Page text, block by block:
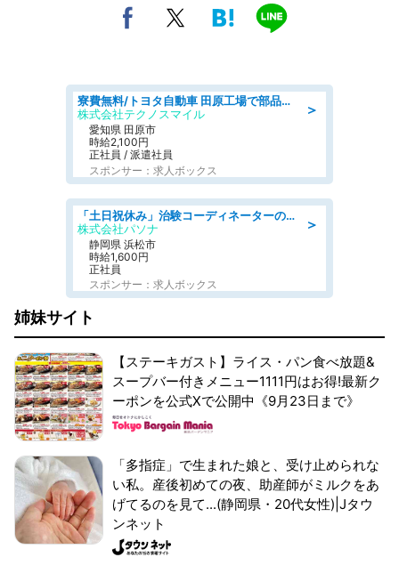
＞
寮費無料/トヨタ自動車 田原工場で部品の組立製造/tutumi
株式会社テクノスマイル
愛知県 田原市
時給2,100円
正社員 / 派遣社員
スポンサー：求人ボックス
＞
「土日祝休み」治験コーディネーターのお仕事/未経験OK
株式会社パソナ
静岡県 浜松市
時給1,600円
正社員
スポンサー：求人ボックス
姉妹サイト
【ステーキガスト】ライス・パン食べ放題&
スープバー付きメニュー1111円はお得!最新ク
ーポンを公式Xで公開中《9月23日まで》
「多指症」で生まれた娘と、受け止められな
い私。産後初めての夜、助産師がミルクをあ
げてるのを見て...(静岡県・20代女性)|Jタウ
ンネット